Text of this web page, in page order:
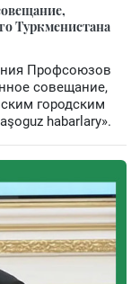
Туркменистана
Профсоюзов
совещание,
городским
habarlary».